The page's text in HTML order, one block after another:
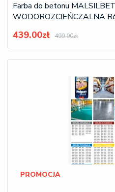
Farba do betonu
WODOROZCIEŃCZALNA
439.00zł 499.00zł
PROMOCJA